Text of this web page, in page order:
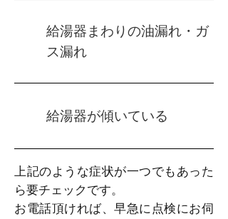
給湯器まわりの油漏れ・ガ
ス漏れ
給湯器が傾いている
上記のような症状が一つでもあった
ら要チェックです。
お電話頂ければ、早急に点検にお伺